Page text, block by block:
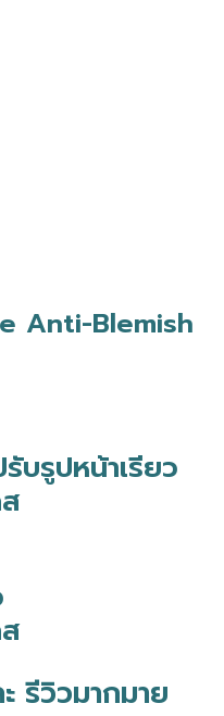
Anti-Blemish
บรูปหน้าเรียว
รีวิวมากมาย